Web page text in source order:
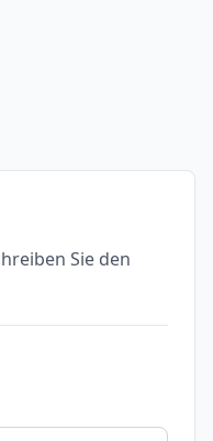
Sie den